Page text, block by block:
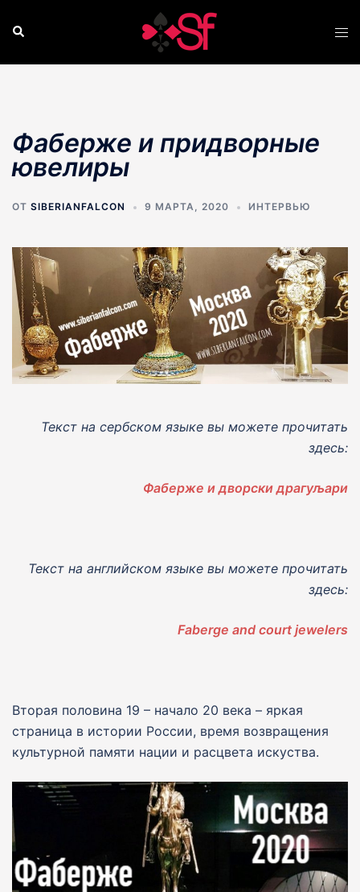
Поиск
Фаберже и придворные
ювелиры
ОТ SIBERIANFALCON 9 МАРТА, 2020 ИНТЕРВЬЮ
Текст на сербском языке вы можете прочитать
здесь:
Фаберже и дворски драгуљари
Текст на английском языке вы можете прочитать
здесь:
Faberge and court jewelers
Вторая половина 19 – начало 20 века – яркая
страница в истории России, время возвращения
культурной памяти нации и расцвета искуства.